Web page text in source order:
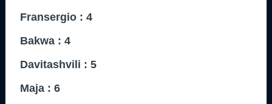
Fransergio : 4
Bakwa : 4
Davitashvili : 5
Maja : 6